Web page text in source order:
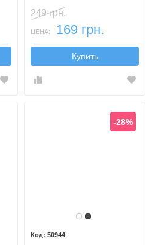
249 грн.
ЦЕНА: 169 грн.
Купить
Бесцветный
Темный
-28%
50944